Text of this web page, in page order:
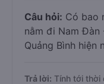
Câu hỏi: Có bao
nằm đi Nam
Quảng Bình hiện
Trả lời: Tính tới thời